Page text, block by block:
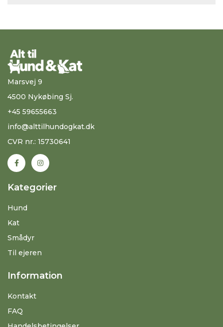
Marsvej 9
4500 Nykøbing Sj.
+45 59655663
info@alttilhundogkat.dk
CVR nr.: 15730641
Kategorier
Hund
Kat
Smådyr
Til ejeren
Information
Kontakt
FAQ